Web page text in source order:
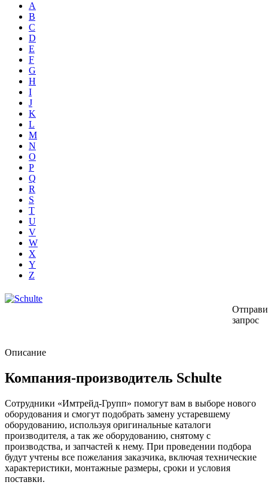
A
B
C
D
E
F
G
H
I
J
K
L
M
N
O
P
Q
R
S
T
U
V
W
X
Y
Z
запрос
Описание
Компания-производитель Schulte
Сотрудники «Имтрейд-Групп» помогут вам в выборе нового
оборудования и смогут подобрать замену устаревшему
оборудованию, используя оригинальные каталоги
производителя, а так же оборудованию, снятому с
производства, и запчастей к нему. При проведении подбора
будут учтены все пожелания заказчика, включая технические
характеристики, монтажные размеры, сроки и условия
поставки.